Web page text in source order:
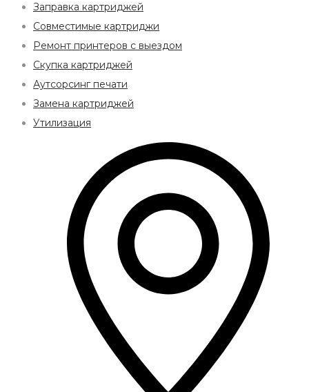
Заправка картриджей
Совместимые картриджи
Ремонт принтеров с выездом
Скупка картриджей
Аутсорсинг печати
Замена картриджей
Утилизация